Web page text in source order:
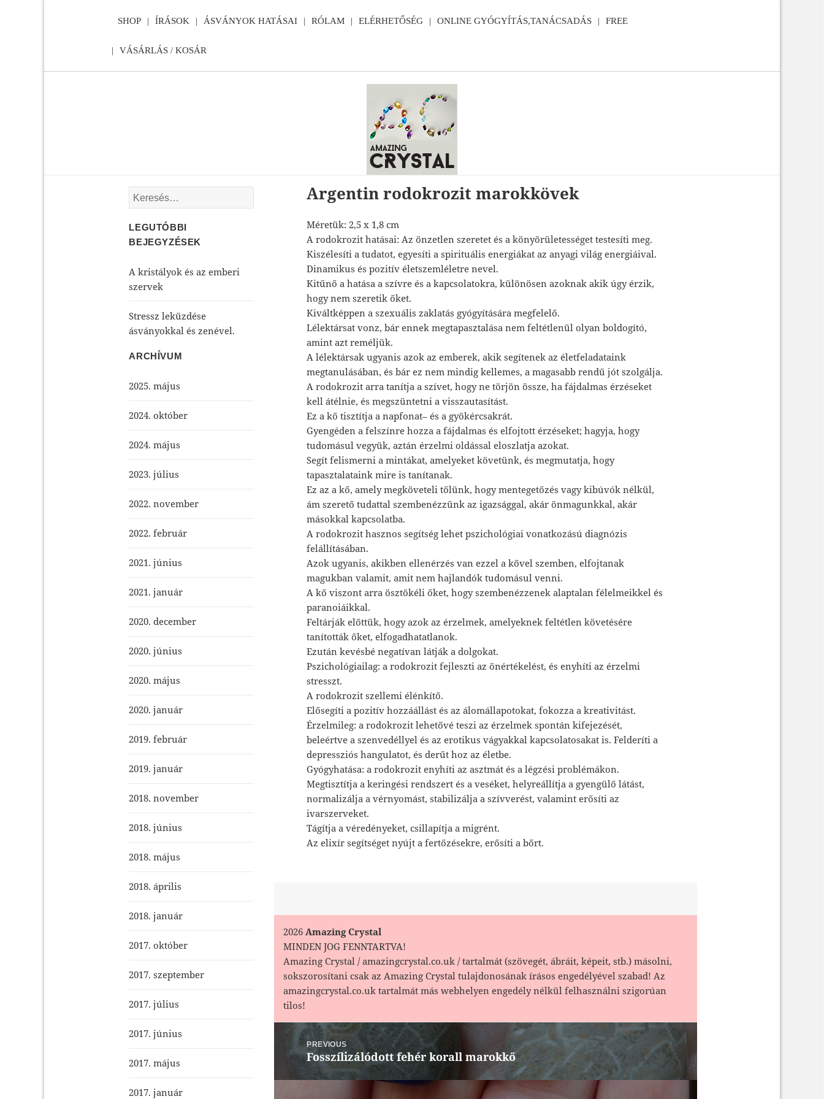
SHOP ÍRÁSOK ÁSVÁNYOK HATÁSAI RÓLAM ELÉRHETŐSÉG ONLINE GYÓGYÍTÁS,TANÁCSADÁS FREE
VÁSÁRLÁS / KOSÁR
Argentin rodokrozit marokkövek
Méretük: 2,5 x 1,8 cm
A rodokrozit hatásai: Az önzetlen szeretet és a könyörületességet testesíti meg.
Kiszélesíti a tudatot, egyesíti a spirituális energiákat az anyagi világ energiáival.
Dinamikus és pozitív életszemléletre nevel.
Kitűnő a hatása a szívre és a kapcsolatokra, különösen azoknak akik úgy érzik,
hogy nem szeretik őket.
Kiváltképpen a szexuális zaklatás gyógyítására megfelelő.
Lélektársat vonz, bár ennek megtapasztalása nem feltétlenül olyan boldogító,
amint azt reméljük.
A lélektársak ugyanis azok az emberek, akik segítenek az életfeladataink
megtanulásában, és bár ez nem mindig kellemes, a magasabb rendű jót szolgálja.
A rodokrozit arra tanítja a szívet, hogy ne törjön össze, ha fájdalmas érzéseket
kell átélnie, és megszüntetni a visszautasítást.
Ez a kő tisztítja a napfonat– és a gyökércsakrát.
Gyengéden a felszínre hozza a fájdalmas és elfojtott érzéseket; hagyja, hogy
tudomásul vegyük, aztán érzelmi oldással eloszlatja azokat.
Segít felismerni a mintákat, amelyeket követünk, és megmutatja, hogy
tapasztalataink mire is tanítanak.
Ez az a kő, amely megköveteli tőlünk, hogy mentegetőzés vagy kibúvók nélkül,
ám szerető tudattal szembenézzünk az igazsággal, akár önmagunkkal, akár
másokkal kapcsolatba.
A rodokrozit hasznos segítség lehet pszichológiai vonatkozású diagnózis
felállításában.
Azok ugyanis, akikben ellenérzés van ezzel a kővel szemben, elfojtanak
magukban valamit, amit nem hajlandók tudomásul venni.
A kő viszont arra ösztökéli őket, hogy szembenézzenek alaptalan félelmeikkel és
paranoiáikkal.
Feltárják előttük, hogy azok az érzelmek, amelyeknek feltétlen követésére
tanították őket, elfogadhatatlanok.
Ezután kevésbé negatívan látják a dolgokat.
Pszichológiailag: a rodokrozit fejleszti az önértékelést, és enyhíti az érzelmi
stresszt.
A rodokrozit szellemi élénkítő.
Elősegíti a pozitív hozzáállást és az álomállapotokat, fokozza a kreativitást.
Érzelmileg: a rodokrozit lehetővé teszi az érzelmek spontán kifejezését,
beleértve a szenvedéllyel és az erotikus vágyakkal kapcsolatosakat is. Felderíti a
depressziós hangulatot, és derűt hoz az életbe.
Gyógyhatása: a rodokrozit enyhíti az asztmát és a légzési problémákon.
Megtisztítja a keringési rendszert és a veséket, helyreállítja a gyengülő látást,
normalizálja a vérnyomást, stabilizálja a szívverést, valamint erősíti az
ivarszerveket.
Tágítja a véredényeket, csillapítja a migrént.
Az elixír segítséget nyújt a fertőzésekre, erősíti a bőrt.
2026 Amazing Crystal
MINDEN JOG FENNTARTVA!
Amazing Crystal / amazingcrystal.co.uk / tartalmát (szövegét, ábráit, képeit, stb.) másolni,
sokszorosítani csak az Amazing Crystal tulajdonosának írásos engedélyével szabad! Az
amazingcrystal.co.uk tartalmát más webhelyen engedély nélkül felhasználni szigorúan
tilos!
Bejegyzés
navigációPREVIOUS
Previous
post:
Fosszílizálódott fehér korall marokkő
Keresés:
LEGUTÓBBI
BEJEGYZÉSEK
A kristályok és az emberi
szervek
Stressz leküzdése
ásványokkal és zenével.
ARCHÍVUM
2025. május
2024. október
2024. május
2023. július
2022. november
2022. február
2021. június
2021. január
2020. december
2020. június
2020. május
2020. január
2019. február
2019. január
2018. november
2018. június
2018. május
2018. április
2018. január
2017. október
2017. szeptember
2017. július
2017. június
2017. május
2017. január